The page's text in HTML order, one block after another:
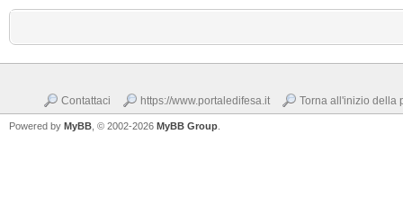
Contattaci https://www.portaledifesa.it Torna all'inizio della
Powered by MyBB , © 2002-2026 MyBB Group